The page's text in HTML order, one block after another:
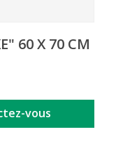
60 X 70 CM
vous